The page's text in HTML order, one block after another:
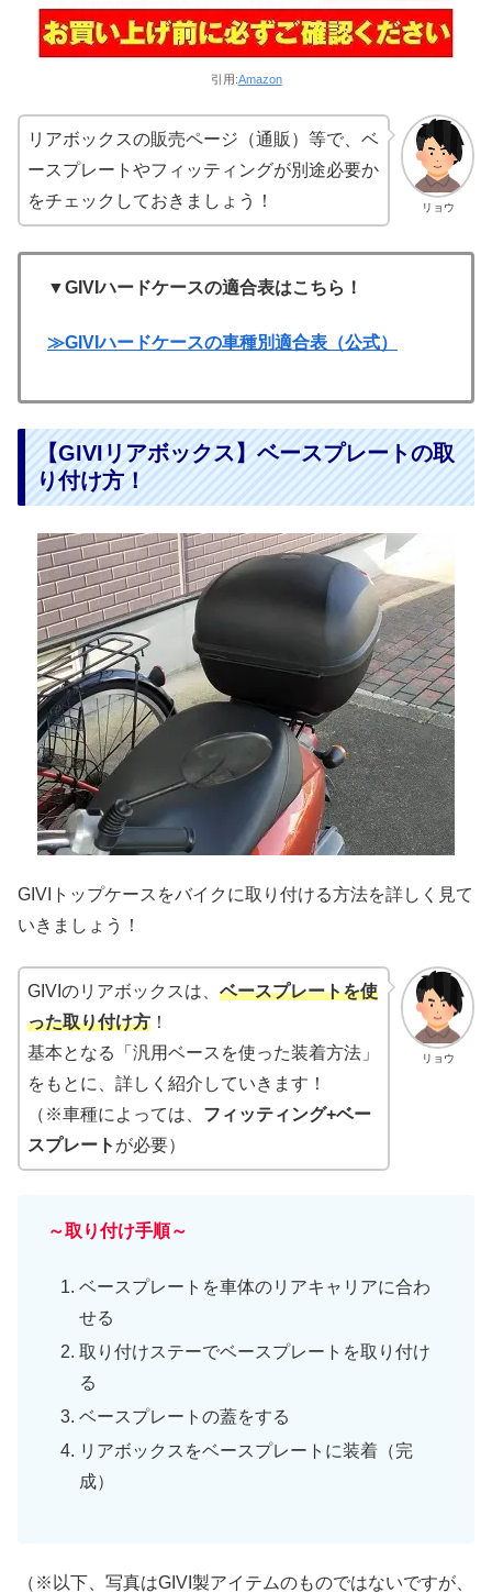
引用:Amazon
リョウ
リアボックスの販売ページ（通販）等で、ベ
ースプレートやフィッティングが別途必要か
をチェックしておきましょう！
▼GIVIハードケースの適合表はこちら！
≫GIVIハードケースの車種別適合表（公式）
【GIVIリアボックス】ベースプレートの取
り付け方！
GIVIトップケースをバイクに取り付ける方法を詳しく見て
いきましょう！
リョウ
GIVIのリアボックスは、 ベースプレートを使
った取り付け方 ！
基本となる「汎用ベースを使った装着方法」
をもとに、詳しく紹介していきます！
（※車種によっては、 フィッティング+ベー
スプレート が必要）
～取り付け手順～
ベースプレートを車体のリアキャリアに合わ
せる
取り付けステーでベースプレートを取り付け
る
ベースプレートの蓋をする
リアボックスをベースプレートに装着（完
成）
（※以下、写真はGIVI製アイテムのものではないですが、